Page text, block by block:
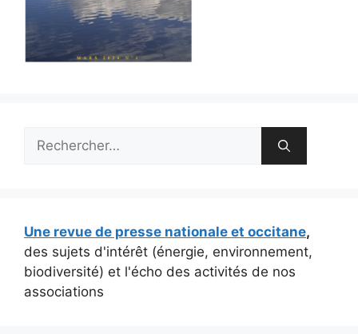
Rechercher :
Une revue de presse nationale et occitane,
des sujets d'intérêt (énergie, environnement,
biodiversité) et l'écho des activités de nos
associations